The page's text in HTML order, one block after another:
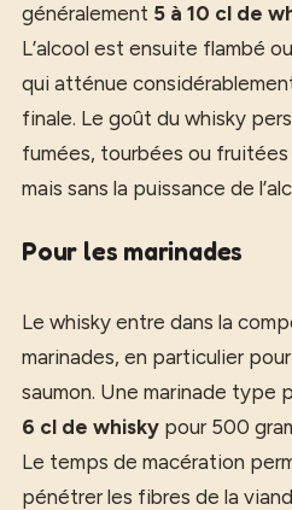
généralement 5 à 10 cl de
L’alcool est ensuite flambé
qui atténue
finale. Le goût du whisky
fumées, tourbées ou
mais sans la puissance de
Pour les marinades
Le whisky entre dans la
marinades, en particulier
saumon. Une marinade type
6 cl de whisky pour 500
Le temps de macération
pénétrer les fibres de la